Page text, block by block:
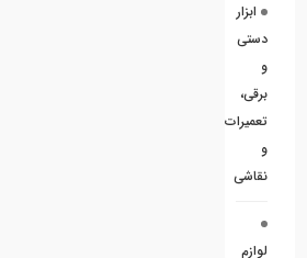
ابزار
دستی
و
برقی،
تعمیرات
و
نقاشی
لوازم